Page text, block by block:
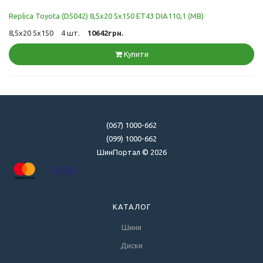
Replica Toyota (D5042) 8,5x20 5x150 ET43 DIA110,1 (MB)
8,5x20 5x150 4 шт. 10642грн.
Купити
(067) 1000-662
(099) 1000-662
ШинПортал © 2026
КАТАЛОГ
Шини
Диски